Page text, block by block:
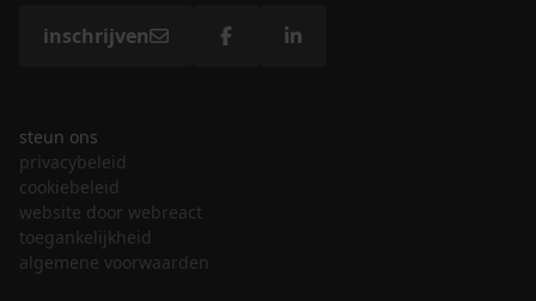
inschrijven
steun ons
privacybeleid
cookiebeleid
website door webreact
toegankelijkheid
algemene voorwaarden